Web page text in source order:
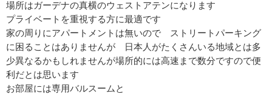
場所はガーデナの真横のウェストアテンになります
プライベートを重視する方に最適です
家の周りにアパートメントは無いので ストリートパーキング
に困ることはありませんが 日本人がたくさんいる地域とは多
少異なるかもしれませんが場所的には高速まで数分ですので便
利だとは思います
お部屋には専用バルスームと